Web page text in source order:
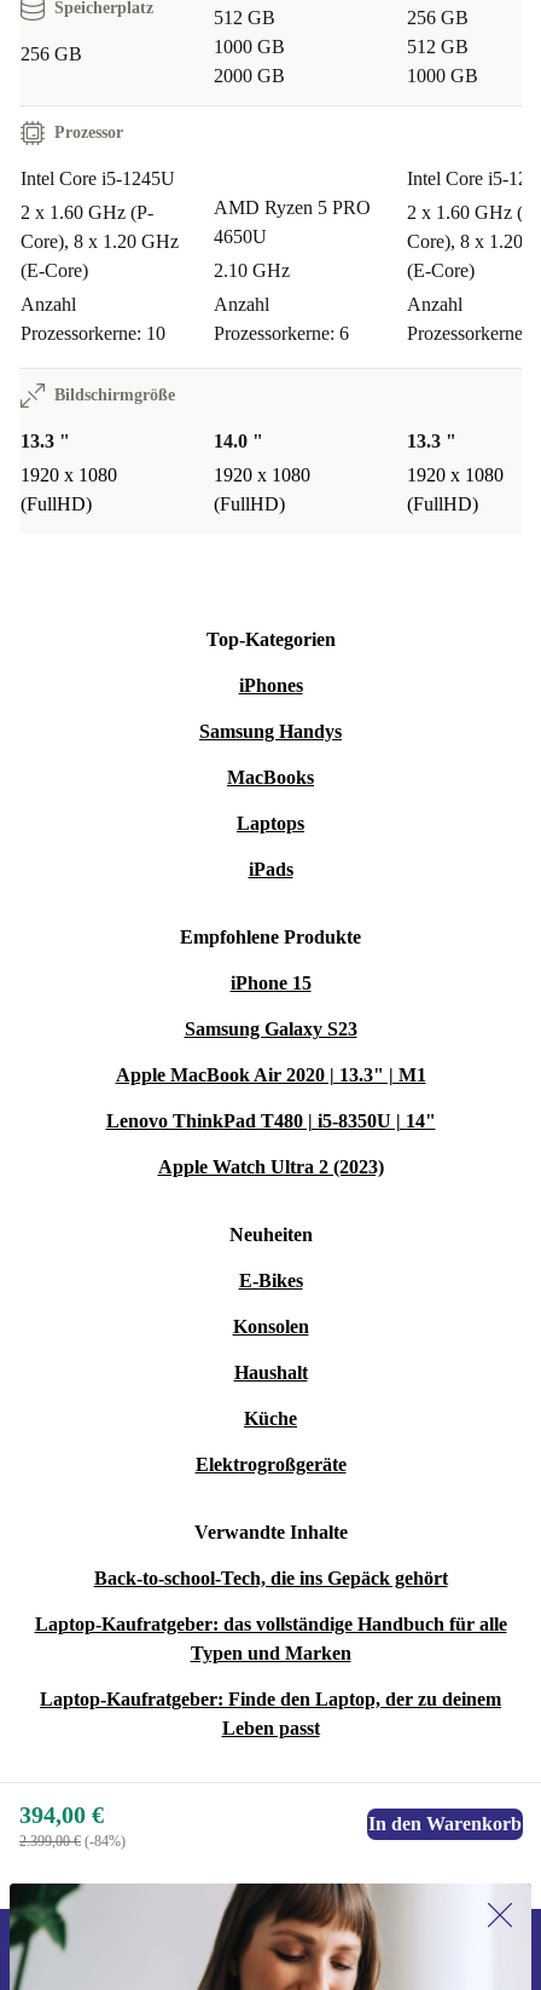
Speicherplatz
256 GB
512 GB
1000 GB
2000 GB
256 GB
512 GB
1000 GB
Prozessor
Intel Core i5-1245U
2 x 1.60 GHz (P-
Core), 8 x 1.20 GHz
(E-Core)
Anzahl
Prozessorkerne: 10
AMD Ryzen 5 PRO
4650U
2.10 GHz
Anzahl
Prozessorkerne: 6
Intel Core i5-
2 x 1.60 GHz (P-
Core), 8 x 1.20
(E-Core)
Anzahl
Prozessorkerne:
Bildschirmgröße
13.3 "
1920 x 1080
(FullHD)
14.0 "
1920 x 1080
(FullHD)
13.3 "
1920 x 1080
(FullHD)
Top-Kategorien
iPhones
Samsung Handys
MacBooks
Laptops
iPads
Empfohlene Produkte
iPhone 15
Samsung Galaxy S23
Apple MacBook Air 2020 | 13.3" | M1
Lenovo ThinkPad T480 | i5-8350U | 14"
Apple Watch Ultra 2 (2023)
Neuheiten
E-Bikes
Konsolen
Haushalt
Küche
Elektrogroßgeräte
Verwandte Inhalte
Back-to-school-Tech, die ins Gepäck gehört
Laptop-Kaufratgeber: das vollständige Handbuch für alle
Typen und Marken
Laptop-Kaufratgeber: Finde den Laptop, der zu deinem
Leben passt
394,00 €
2.399,00 € (-84%)
In den Warenkorb
Erstmals zum Newsletter anmelden,